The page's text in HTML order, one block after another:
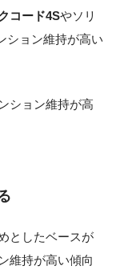
コード4Sやソリ
ション維持が高い
ション維持が高
としたベースが
維持が高い傾向